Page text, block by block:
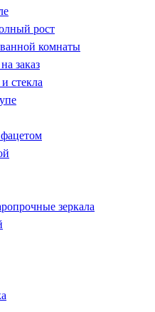
рост
ванной комнаты
заказ
стекла
фацетом
зеркала